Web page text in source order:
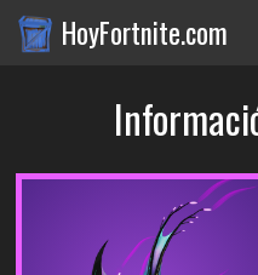
HoyFortnite.com